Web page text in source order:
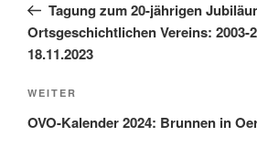
BeitragTagung zum 20-jährigen
Ortsgeschichtlichen Vereins: 2003-
18.11.2023
Nächster
Beitrag
WEITER
OVO-Kalender 2024: Brunnen in